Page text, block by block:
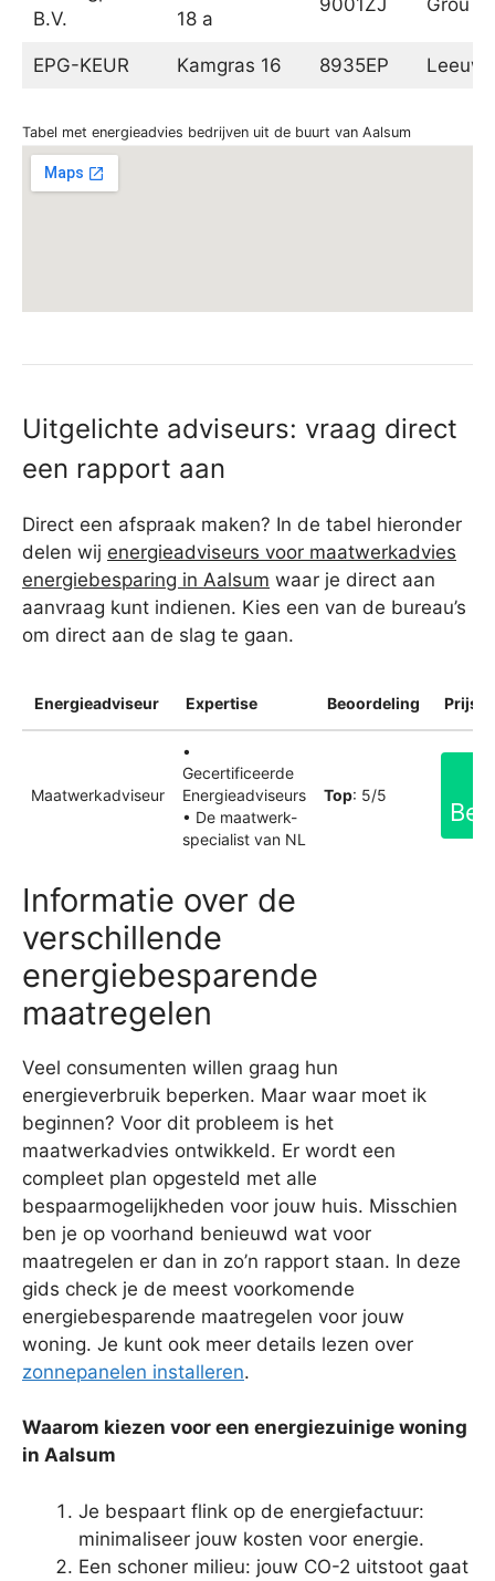
B.V.
18 a
EPG-KEUR Kamgras 16 8935EP
Tabel met energieadvies bedrijven uit de buurt van Aalsum
Uitgelichte adviseurs: vraag direct
een rapport aan
Direct een afspraak maken? In de tabel hieronder
delen wij energieadviseurs voor maatwerkadvies
energiebesparing in Aalsum waar je direct aan
aanvraag kunt indienen. Kies een van de bureau’s
om direct aan de slag te gaan.
Energieadviseur Expertise Beoordeling
Maatwerkadviseur
•
Gecertificeerde
Energieadviseurs
• De maatwerk-
specialist van NL
Top: 5/5
Informatie over de
verschillende
energiebesparende
maatregelen
Veel consumenten willen graag hun
energieverbruik beperken. Maar waar moet ik
beginnen? Voor dit probleem is het
maatwerkadvies ontwikkeld. Er wordt een
compleet plan opgesteld met alle
bespaarmogelijkheden voor jouw huis. Misschien
ben je op voorhand benieuwd wat voor
maatregelen er dan in zo’n rapport staan. In deze
gids check je de meest voorkomende
energiebesparende maatregelen voor jouw
woning. Je kunt ook meer details lezen over
zonnepanelen installeren.
Waarom kiezen voor een energiezuinige woning
in Aalsum
Je bespaart flink op de energiefactuur:
minimaliseer jouw kosten voor energie.
Een schoner milieu: jouw CO-2 uitstoot gaat